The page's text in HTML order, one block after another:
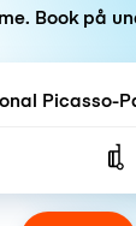
Book på